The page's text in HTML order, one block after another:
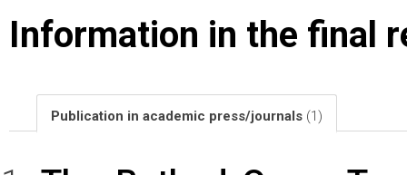
Information in the final
Publication in academic press/journals (1)